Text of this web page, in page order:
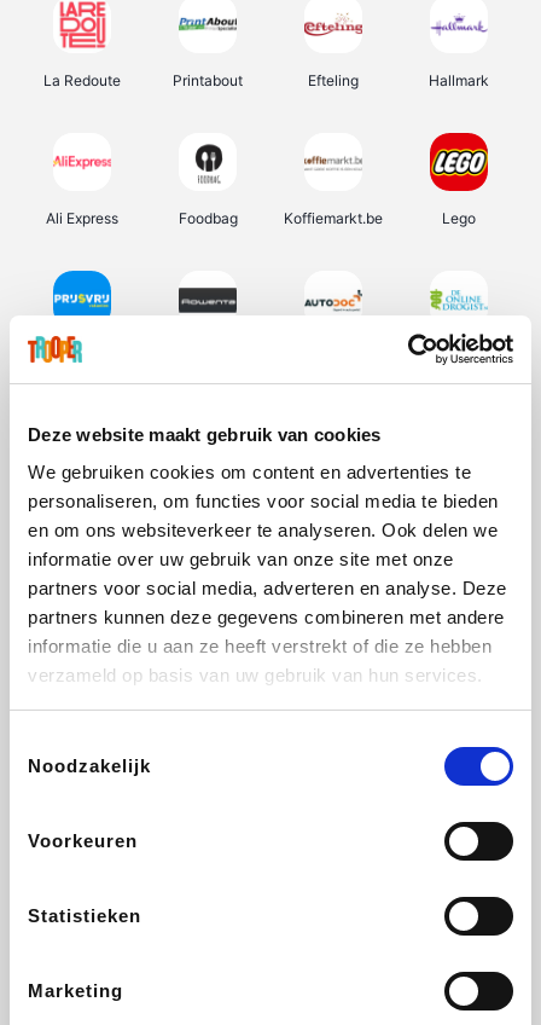
Deze website maakt gebruik van cookies
We gebruiken cookies om content en advertenties te
personaliseren, om functies voor social media te bieden
en om ons websiteverkeer te analyseren. Ook delen we
informatie over uw gebruik van onze site met onze
partners voor social media, adverteren en analyse. Deze
partners kunnen deze gegevens combineren met andere
informatie die u aan ze heeft verstrekt of die ze hebben
verzameld op basis van uw gebruik van hun services.
Noodzakelijk
Voorkeuren
Statistieken
Marketing
La Redoute Printabout Efteling Hallmark
Ali Express Foodbag Koffiemarkt.be Lego
Prijsvrij De Online Drogist
Vidaxl Lampenlicht.be Plopsa Adidas
All Accor
DectDirect
SupraBazar